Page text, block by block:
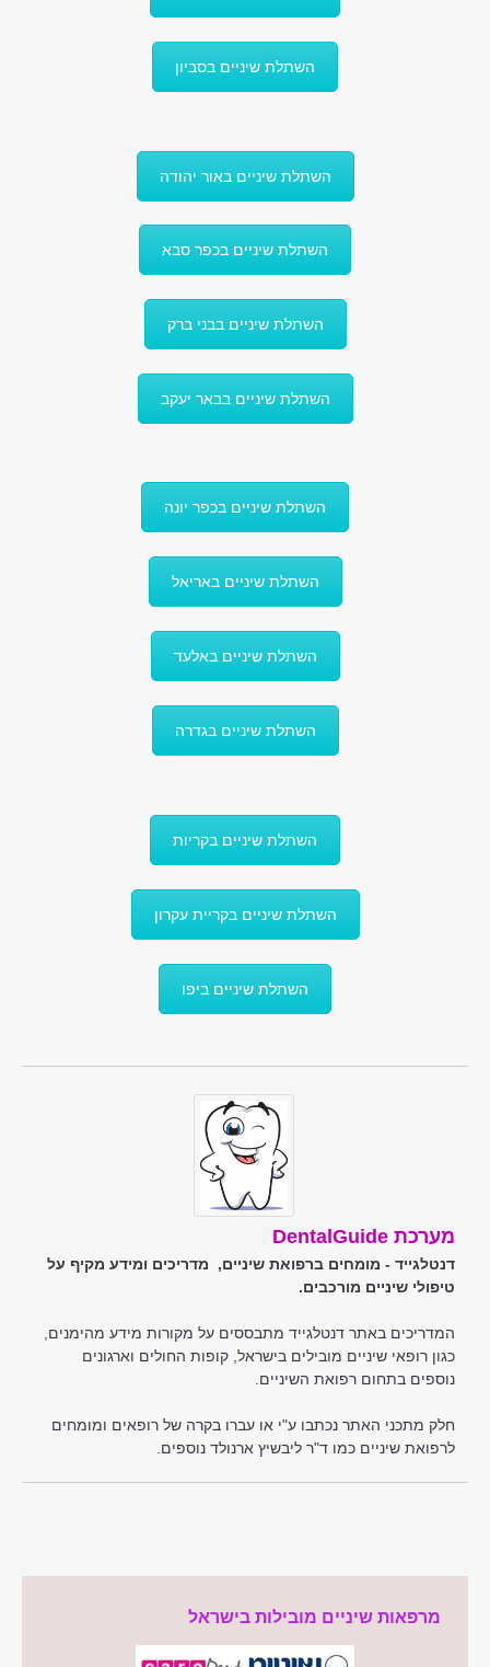
השתלת שיניים בסביון
השתלת שיניים באור יהודה
השתלת שיניים בכפר סבא
השתלת שיניים בבני ברק
השתלת שיניים בבאר יעקב
השתלת שיניים בכפר יונה
השתלת שיניים באריאל
השתלת שיניים באלעד
השתלת שיניים בגדרה
השתלת שיניים בקריות
השתלת שיניים בקריית עקרון
השתלת שיניים ביפו
מערכת DentalGuide
דנטלגייד - מומחים ברפואת שיניים, מדריכים ומידע מקיף על
טיפולי שיניים מורכבים.
המדריכים באתר דנטלגייד מתבססים על מקורות מידע מהימנים,
כגון רופאי שיניים מובילים בישראל, קופות החולים וארגונים
נוספים בתחום רפואת השיניים.
חלק מתכני האתר נכתבו ע"י או עברו בקרה של רופאים ומומחים
לרפואת שיניים כמו ד"ר ליבשיץ ארנולד נוספים.
מרפאות שיניים מובילות בישראל